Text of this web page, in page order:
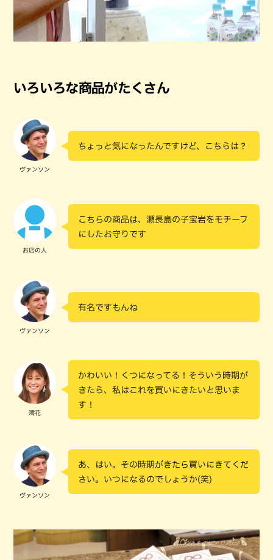
いろいろな商品がたくさん
ヴァンソン
ちょっと気になったんですけど、こちらは？
お店の人
こちらの商品は、瀬長島の子宝岩をモチーフ
にしたお守りです
ヴァンソン
有名ですもんね
澪花
かわいい！くつになってる！そういう時期が
きたら、私はこれを買いにきたいと思いま
す！
ヴァンソン
あ、はい。その時期がきたら買いにきてくだ
さい。いつになるのでしょうか(笑)